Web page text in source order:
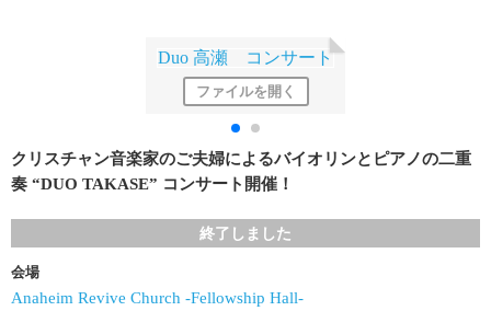
ファイルを開く
クリスチャン音楽家のご夫婦によるバイオリンとピアノの二重
奏 “DUO TAKASE” コンサート開催！
終了しました
会場
Anaheim Revive Church -Fellowship Hall-